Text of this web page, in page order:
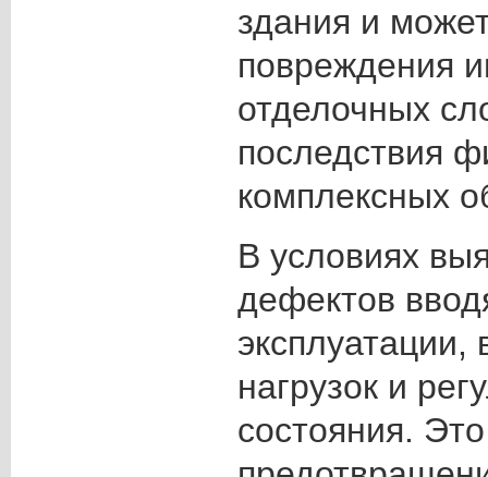
здания и
повреждения
отделочных
последствия
комплексных
В условиях
дефектов
эксплуатации,
нагрузок и
состояния.